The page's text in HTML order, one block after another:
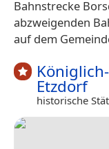
Bahnstrecke
abzweigenden
auf dem
Etzdorf
historische